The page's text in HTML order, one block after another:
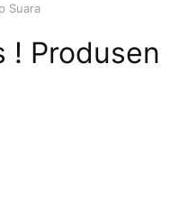
Suara
! Produsen